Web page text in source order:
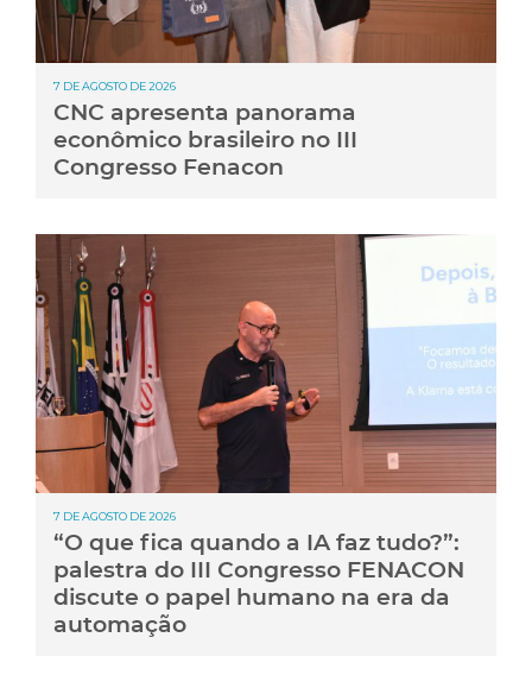
7 DE AGOSTO DE 2026
CNC apresenta panorama
econômico brasileiro no III
Congresso Fenacon
7 DE AGOSTO DE 2026
“O que fica quando a IA faz tudo?”:
palestra do III Congresso FENACON
discute o papel humano na era da
automação